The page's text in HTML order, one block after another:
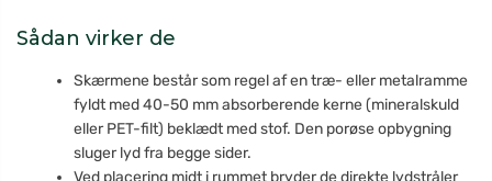
Sådan virker de
Skærmene består som regel af en træ- eller metalramme
fyldt med 40-50 mm absorberende kerne (mineralskuld
eller PET-filt) beklædt med stof. Den porøse opbygning
sluger lyd fra begge sider.
Ved placering midt i rummet bryder de direkte lydstråler